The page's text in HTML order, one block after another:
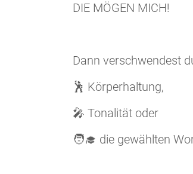
DIE MÖGEN MICH!
Dann verschwendest
🕺 Körperhaltung,
🎤 Tonalität oder
🧑‍🎓 die gewählten